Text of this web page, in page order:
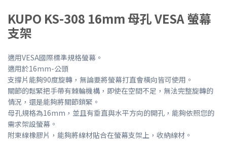
KUPO KS-308 16mm 母孔 VESA 螢幕
支架
適用VESA國際標準規格螢幕。
適用於16mm-公頭
支撐片能夠90度旋轉，無論要將螢幕打直會橫向皆可使用。
關節的鬆緊把手帶有棘輪機構，即使在空間不足，無法完整旋轉的
情況，還是能夠將關節鎖緊。
母孔規格為16mm，並且有垂直與水平方向的開孔，能夠依照您的
需求架設螢幕。
附束線橡膠片，能夠將線材貼合在螢幕支架上，收納線材。